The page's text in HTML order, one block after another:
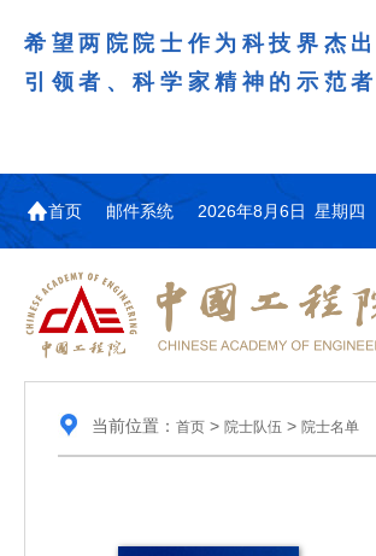
希望两院院士作为科技界杰
引领者、科学家精神的示范
首页 邮件系统 2026年8月6日 星期四
当前位置： 首页> 院士队伍 > 院士名单